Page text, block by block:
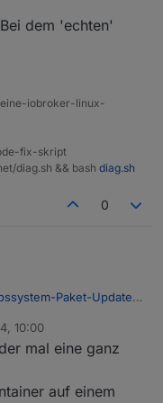
dem 'echten'
iobroker-linux-
fix-skript
diag.sh && bash diag.sh
0
Paket-Updates,
installierbare
10:00
mal eine ganz
auf einem